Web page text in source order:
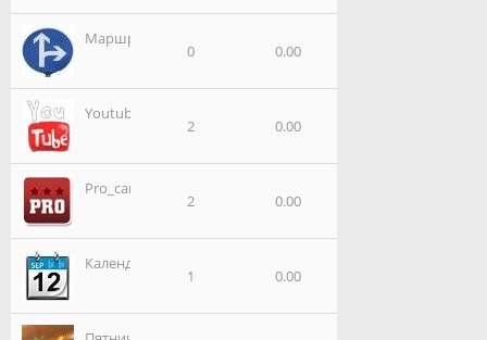
Маршруты
0 0.00
Youtube
2 0.00
Pro_сайт
2 0.00
Календарь-2009
1 0.00